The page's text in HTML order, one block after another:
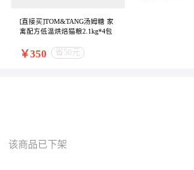
[直接买]TOM&TANG汤姆糖 家
禽配方低温烘焙猫粮2.1kg*4包
￥350 省50元
该商品已下架